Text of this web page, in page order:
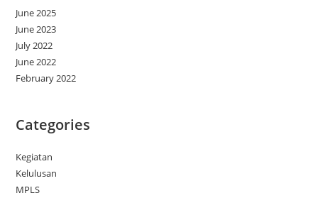
June 2025
June 2023
July 2022
June 2022
February 2022
Categories
Kegiatan
Kelulusan
MPLS